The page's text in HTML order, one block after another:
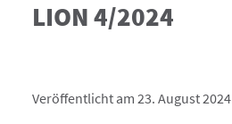
LION 4/2024
Veröffentlicht am 23. August 2024